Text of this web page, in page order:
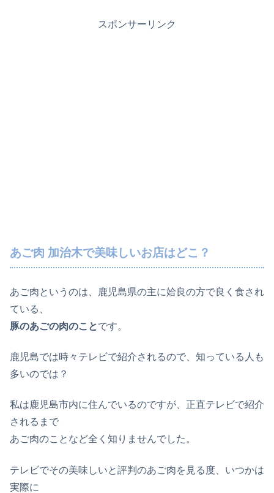
スポンサーリンク
あご肉 加治木で美味しいお店はどこ？
あご肉というのは、鹿児島県の主に姶良の方で良く食され
ている、
豚のあごの肉のことです。
鹿児島では時々テレビで紹介されるので、知っている人も
多いのでは？
私は鹿児島市内に住んでいるのですが、正直テレビで紹介
されるまで
あご肉のことなど全く知りませんでした。
テレビでその美味しいと評判のあご肉を見る度、いつかは
実際に